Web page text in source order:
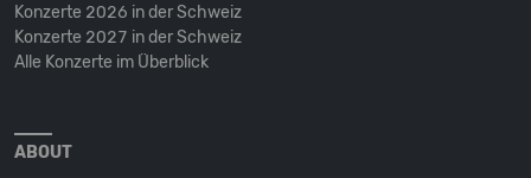
Konzerte 2026 in der Schweiz
Konzerte 2027 in der Schweiz
Alle Konzerte im Überblick
ABOUT